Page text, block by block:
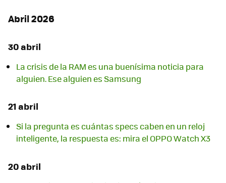
Abril 2026
30 abril
La crisis de la RAM es una buenísima noticia para
alguien. Ese alguien es Samsung
21 abril
Si la pregunta es cuántas specs caben en un reloj
inteligente, la respuesta es: mira el OPPO Watch X3
20 abril